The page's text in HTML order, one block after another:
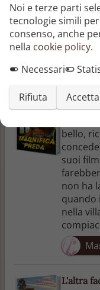
Marianna
Altri libri di
bello,
suoi
non ha
quando
nella
L'altra
Noi e terze parti
tecnologie simili
consenso, anche
nella cookie policy.
Necessari
Rifiuta